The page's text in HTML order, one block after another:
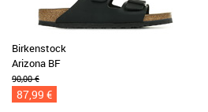
Birkenstock
Arizona BF
90,00 €
87,99 €